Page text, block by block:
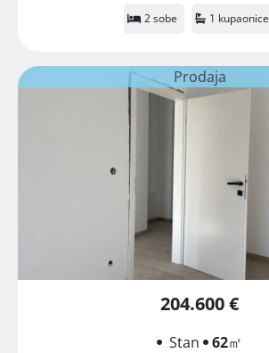
2 sobe 1 kupaonice
Prodaja
204.600 €
Stan 62㎡